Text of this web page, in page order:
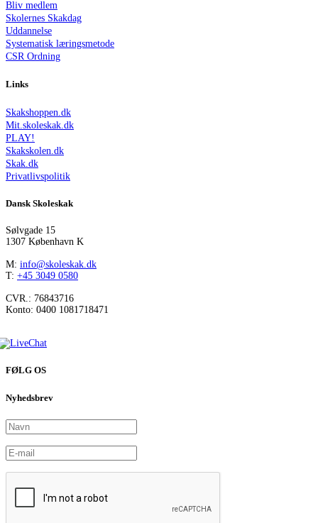
Bliv medlem
Skolernes Skakdag
Uddannelse
Systematisk læringsmetode
CSR Ordning
Links
Skakshoppen.dk
Mit.skoleskak.dk
PLAY!
Skakskolen.dk
Skak.dk
Privatlivspolitik
Dansk Skoleskak
Sølvgade 15
1307 København K
M: info@skoleskak.dk
T: +45 3049 0580
CVR.: 76843716
Konto: 0400 1081718471
FØLG OS
Nyhedsbrev